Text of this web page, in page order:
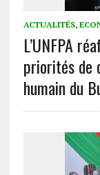
ACTUALITÉS,
L’UNFPA
priorités de
humain du